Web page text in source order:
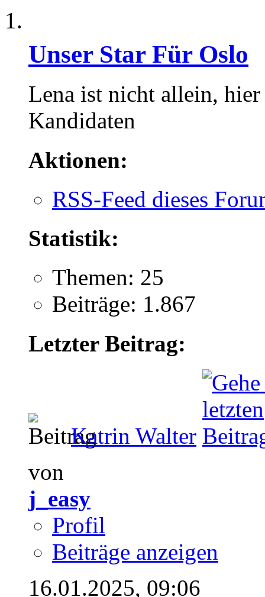
Unser Star Für Oslo
Lena ist nicht allein,
Kandidaten
Aktionen:
RSS-Feed dieses
Statistik:
Themen: 25
Beiträge: 1.867
Letzter Beitrag:
Katrin Walter
von
j_easy
Profil
Beiträge anzeigen
16.01.2025, 09:06